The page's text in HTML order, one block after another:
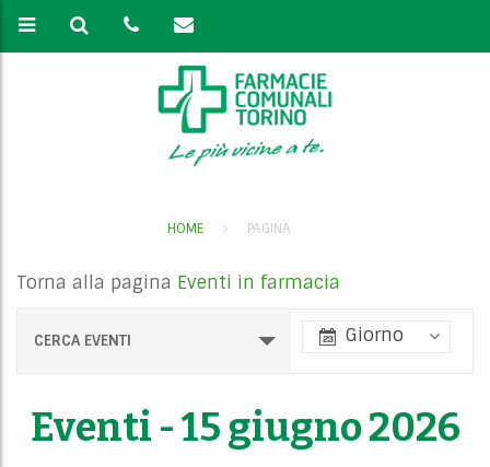
HOME PAGINA
Torna alla pagina Eventi in farmacia
CERCA EVENTI
n
t
Giorno
Eventi - 15 giugno 2026